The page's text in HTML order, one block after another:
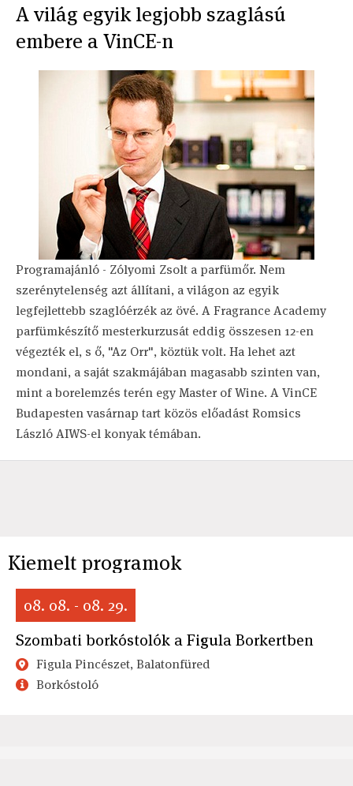
A világ egyik legjobb szaglású
embere a VinCE-n
Programajánló - Zólyomi Zsolt a parfümőr. Nem
szerénytelenség azt állítani, a világon az egyik
legfejlettebb szaglóérzék az övé. A Fragrance Academy
parfümkészítő mesterkurzusát eddig összesen 12-en
végezték el, s ő, "Az Orr", köztük volt. Ha lehet azt
mondani, a saját szakmájában magasabb szinten van,
mint a borelemzés terén egy Master of Wine. A VinCE
Budapesten vasárnap tart közös előadást Romsics
László AIWS-el konyak témában.
Kiemelt programok
08. 08. - 08. 29.
Szombati borkóstolók a Figula Borkertben
Figula Pincészet, Balatonfüred
Borkóstoló